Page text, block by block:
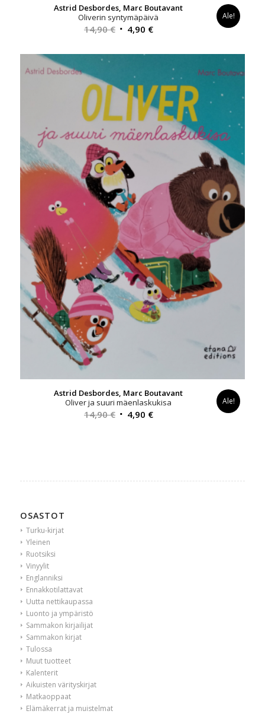
Astrid Desbordes, Marc Boutavant
Oliverin syntymäpäivä
14,90€ Alkuperäinen
oli:
4,90 €Nykyinen
on:
4,90 €.
Ale!
Astrid Desbordes, Marc Boutavant
Oliver ja suuri mäenlaskukisa
14,90€ Alkuperäinen
4,90 €Nykyinen
Ale!
OSASTOT
Turku-kirjat
Yleinen
Ruotsiksi
Vinyylit
Englanniksi
Ennakkotilattavat
Uutta nettikaupassa
Luonto ja ympäristö
Sammakon kirjailijat
Sammakon kirjat
Tulossa
Muut tuotteet
Kalenterit
Aikuisten värityskirjat
Matkaoppaat
Elämäkerrat ja muistelmat